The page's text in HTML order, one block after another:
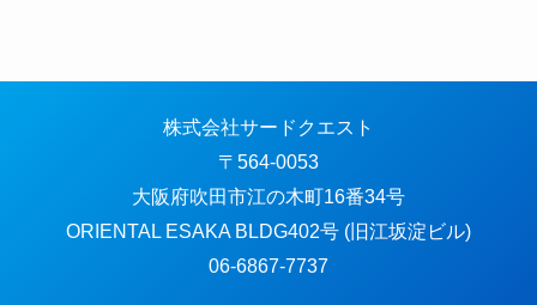
株式会社サードクエスト
〒564-0053
大阪府吹田市江の木町16番34号
ORIENTAL ESAKA BLDG402号 (旧江坂淀ビル)
06-6867-7737